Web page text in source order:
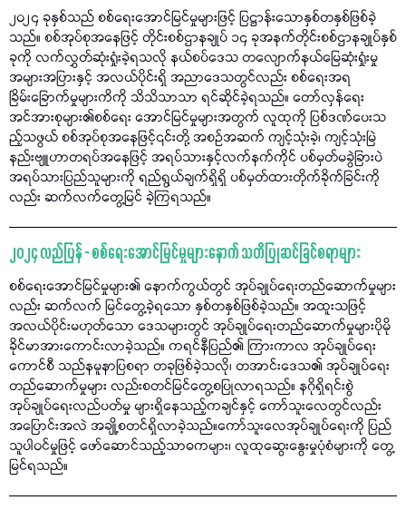
၂၀၂၄ ခုနှစ်သည် စစ်ရေးအောင်မြင်မှုများဖြင့် ပြဋ္ဌာန်းသောနှစ်တနှစ်ဖြစ်ခဲ့
သည်။ စစ်အုပ်စုအနေဖြင့် တိုင်းစစ်ဌာနချုပ် ၁၄ ခုအနက်တိုင်းစစ်ဌာနချုပ်နှစ်
ခုကို လက်လွှတ်ဆုံးရှုံးခဲ့ရသလို နယ်စပ်ဒေသ တလျောက်နယ်မြေဆုံးရှုံးမှု
အများအပြားနှင့် အလယ်ပိုင်းရှိ အညာဒေသတွင်လည်း စစ်ရေးအရ
ခြိမ်းခြောက်မှုများကိကို သိသိသာသာ ရင်ဆိုင်ခဲ့ရသည်။ တော်လှန်ရေး
အင်အားစုများ၏စစ်ရေး အောင်မြင်မှုများအတွက် လူထုကို ပြစ်ဒဏ်ပေးသ
ည့်သဖွယ် စစ်အုပ်စုအနေဖြင့်၎င်းတို့ အစဉ်အဆက် ကျင့်သုံးခဲ့၊ ကျင့်သုံးမြဲ
နည်းဗျူဟာတရပ်အနေဖြင့် အရပ်သားနှင့်လက်နက်ကိုင် ပစ်မှတ်မခွဲခြားပဲ
အရပ်သားပြည်သူများကို ရည်ရွယ်ချက်ရှိရှိ ပစ်မှတ်ထားတိုက်ခိုက်ခြင်းကို
လည်း ဆက်လက်တွေ့မြင် ခဲ့ကြရသည်။
၂၀၂၄ လည်ပြန် - စစ်ရေးအောင်မြင်မှုများနောက် သတိပြုဆင်ခြင်စရာများ
စစ်ရေးအောင်မြင်မှုများ၏ နောက်ကွယ်တွင် အုပ်ချုပ်ရေးတည်ဆောက်မှုများ
လည်း ဆက်လက် မြင်တွေ့ခဲ့ရသော နှစ်တနှစ်ဖြစ်ခဲ့သည်။ အထူးသဖြင့်
အလယ်ပိုင်းမဟုတ်သော ဒေသများတွင် အုပ်ချုပ်ရေးတည်ဆောက်မှုများပိုမို
ခိုင်မာအားကောင်းလာခဲ့သည်။ ကရင်နီပြည်၏ ကြားကာလ အုပ်ချုပ်ရေး
ကောင်စီ သည်နမူနာပြစရာ တခုဖြစ်ခဲ့သလို၊ တအာင်းဒေသ၏ အုပ်ချုပ်ရေး
တည်ဆောက်မှုများ လည်းစတင်မြင်တွေ့စပြုလာရသည်။ နဂိုရှိရင်းစွဲ
အုပ်ချုပ်ရေးလည်ပတ်မှု များရှိနေသည့်ကချင်နှင့် ကော်သူးလေတွင်လည်း
အပြောင်းအလဲ အချို့စတင်ရှိလာခဲ့သည်။ကော်သူးလေအုပ်ချုပ်ရေးကို ပြည်
သူပါဝင်မှုဖြင့် ဖော်ဆောင်သည့်သာဓကများ၊ လူထုဆွေးနွေးမှုပုံစံများကို တွေ့
မြင်ရသည်။